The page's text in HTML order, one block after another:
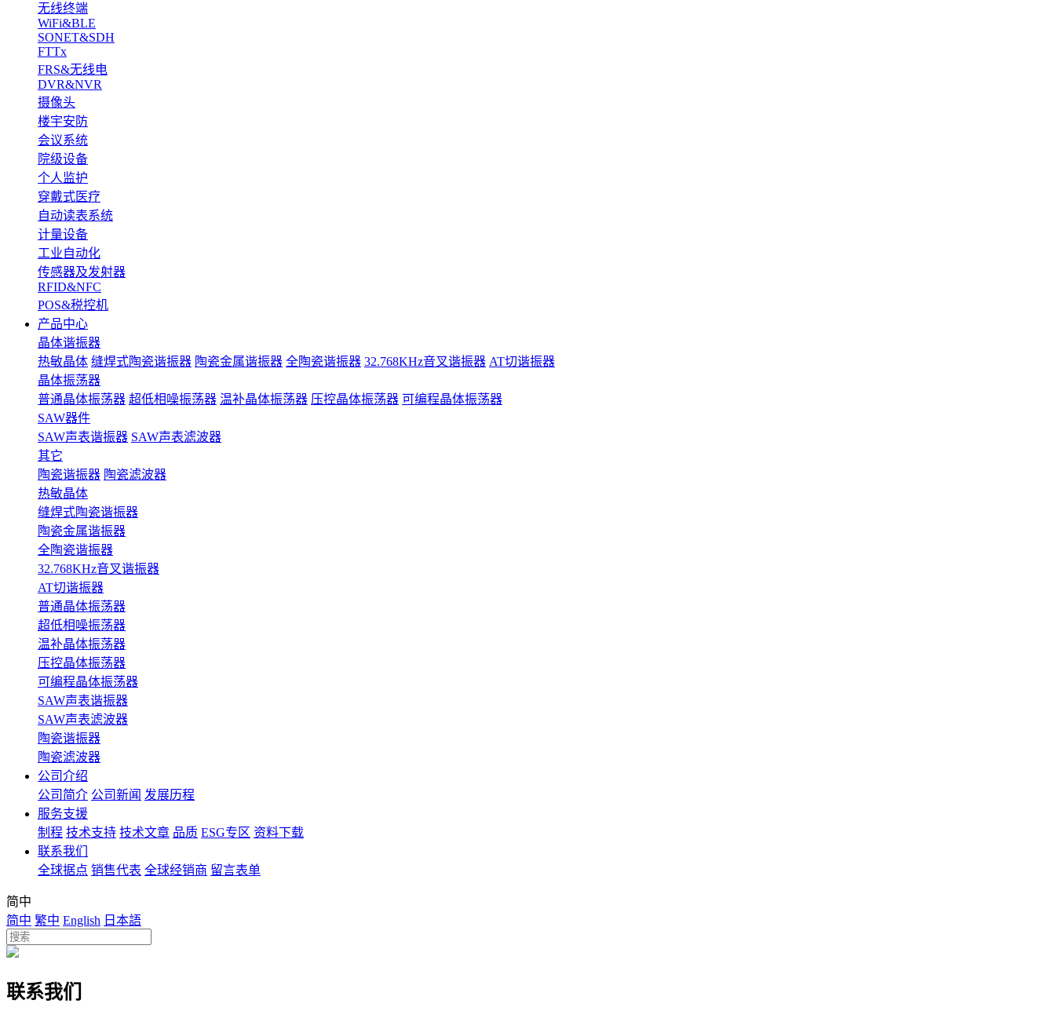
无线终端
WiFi&BLE
SONET&SDH
FTTx
FRS&无线电
DVR&NVR
摄像头
楼宇安防
会议系统
院级设备
个人监护
穿戴式医疗
自动读表系统
计量设备
工业自动化
传感器及发射器
RFID&NFC
POS&税控机
产品中心
晶体谐振器
热敏晶体 缝焊式陶瓷谐振器 陶瓷金属谐振器 全陶瓷谐振器 32.768KHz音叉谐振器 AT切谐振器
晶体振荡器
普通晶体振荡器 超低相噪振荡器 温补晶体振荡器 压控晶体振荡器 可编程晶体振荡器
SAW器件
SAW声表谐振器 SAW声表滤波器
其它
陶瓷谐振器 陶瓷滤波器
热敏晶体
缝焊式陶瓷谐振器
陶瓷金属谐振器
全陶瓷谐振器
32.768KHz音叉谐振器
AT切谐振器
普通晶体振荡器
超低相噪振荡器
温补晶体振荡器
压控晶体振荡器
可编程晶体振荡器
SAW声表谐振器
SAW声表滤波器
陶瓷谐振器
陶瓷滤波器
公司介绍
公司简介 公司新闻 发展历程
服务支援
制程 技术支持 技术文章 品质 ESG专区 资料下载
联系我们
全球据点 销售代表 全球经销商 留言表单
简中
简中 繁中 English 日本語
联系我们